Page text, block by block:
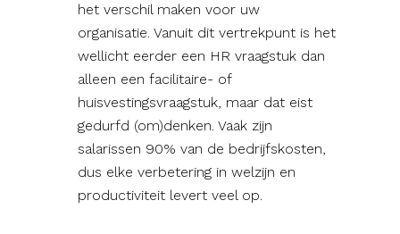
het verschil maken voor uw
organisatie. Vanuit dit vertrekpunt is het
wellicht eerder een HR vraagstuk dan
alleen een facilitaire- of
huisvestingsvraagstuk, maar dat eist
gedurfd (om)denken. Vaak zijn
salarissen 90% van de bedrijfskosten,
dus elke verbetering in welzijn en
productiviteit levert veel op.